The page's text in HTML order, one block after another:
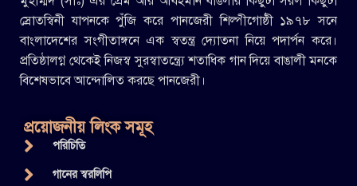
স্রোতস্বিনী যাপনকে পুঁজি করে পানজেরী শিল্পীগোষ্ঠী ১৯৭৮ সনে
বাংলাদেশের সংগীতাঙ্গনে এক স্বতন্ত্র দ্যোতনা নিয়ে পদার্পন করে।
প্রতিষ্ঠালগ্ন থেকেই নিজস্ব সুরস্বাতন্ত্র্যে শতাধিক গান দিয়ে বাঙালী মনকে
বিশেষভাবে আন্দোলিত করছে পানজেরী।
প্রয়োজনীয় লিংক সমূহ
পরিচিতি
গানের স্বরলিপি